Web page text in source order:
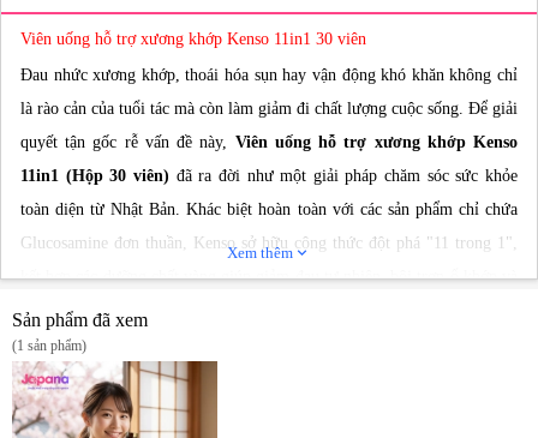
Viên uống hỗ trợ xương khớp Kenso 11in1 30 viên
Đau nhức xương khớp, thoái hóa sụn hay vận động khó khăn không chỉ
là rào cản của tuổi tác mà còn làm giảm đi chất lượng cuộc sống. Để giải
quyết tận gốc rễ vấn đề này, Viên uống hỗ trợ xương khớp Kenso
11in1 (Hộp 30 viên) đã ra đời như một giải pháp chăm sóc sức khỏe
toàn diện từ Nhật Bản. Khác biệt hoàn toàn với các sản phẩm chỉ chứa
Glucosamine đơn thuần, Kenso sở hữu công thức đột phá "11 trong 1",
kết hợp các dưỡng chất vàng giúp giảm đau tự nhiên, bôi trơn ổ khớp và
tái tạo sụn khớp mạnh mẽ.
Điểm nổi bật
Công thức 11 trong 1 ưu việt:
xương khớp (Collagen Type II, Glucosamine, Chondroitin, Hyaluronic
Xem thêmexpand_more
Sản phẩm đã xem
(1 sản phẩm)